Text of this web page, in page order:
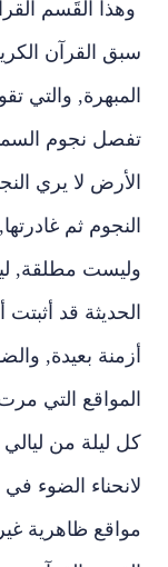
وهذا القَسم
سبق القرآن
المبهرة‏,‏ والتي
تفصل نجوم
الأرض لا يري
النجوم ثم
وليست مطلقة‏,‏
الحديثة قد
أزمنة بعيدة‏,‏
المواقع التي
كل ليلة من ليالي
لانحناء الضوء
مواقع ظاهرية